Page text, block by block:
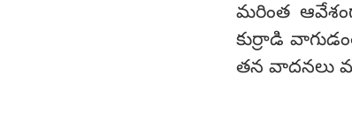
మరింత
కుర్రాడి
తన వాదనలు